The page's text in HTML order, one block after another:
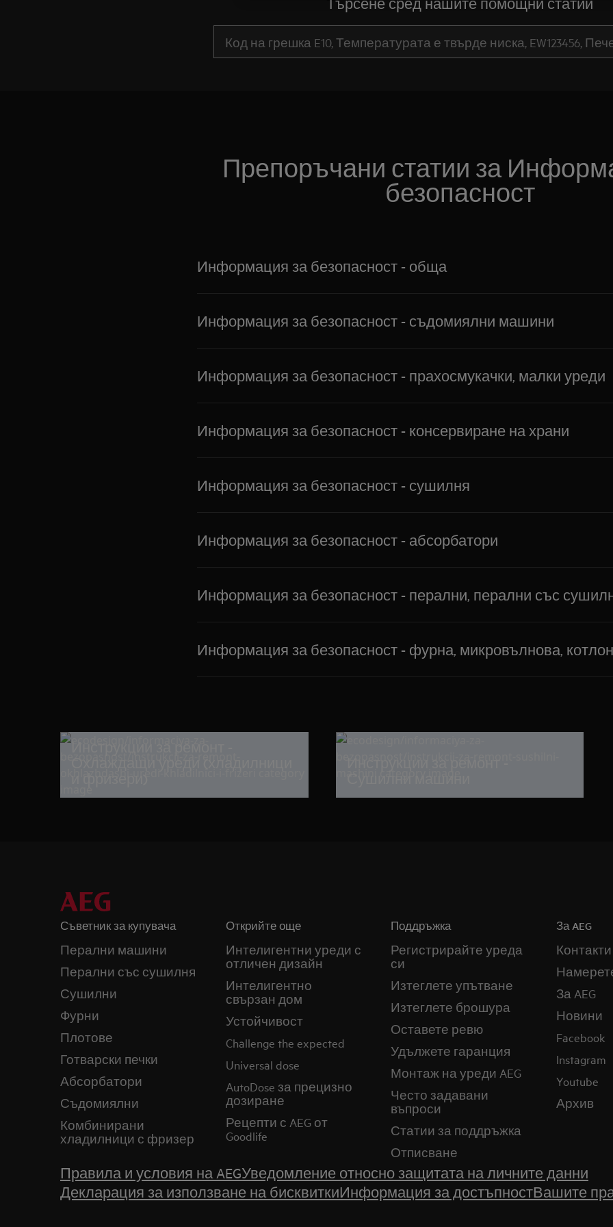
Препоръчани статии за
безопасност
Информация за безопасност - обща
Информация за безопасност - съдомиялни машини
Информация за безопасност - прахосмукачки, малки уреди
Информация за безопасност - консервиране на храни
Информация за безопасност - сушилня
Информация за безопасност - абсорбатори
Информация за безопасност - перални, перални със
Информация за безопасност - фурна, микровълнова,
Съветник за купувача
Перални машини
Перални със сушилня
Сушилни
Фурни
Плотове
Готварски печки
Абсорбатори
Съдомиялни
Комбинирани
хладилници с фризер
Открийте още
Интелигентни уреди с
отличен дизайн
Интелигентно
свързан дом
Устойчивост
Challenge the expected
Universal dose
AutoDose за прецизно
дозиране
Рецепти с AEG от
Goodlife
Поддръжка
Регистрирайте уреда
си
Изтеглете упътване
Изтеглете брошура
Оставете ревю
Удължете гаранция
Монтаж на уреди AEG
Често задавани
въпроси
Статии за поддръжка
Отписване
За AEG
Контакти
За AEG
Новини
Facebook
Instagram
Youtube
Архив
Правила и условия на AEGУведомление относно защитата на личните данни
Декларация за използване на бисквиткиИнформация за достъпностВашите